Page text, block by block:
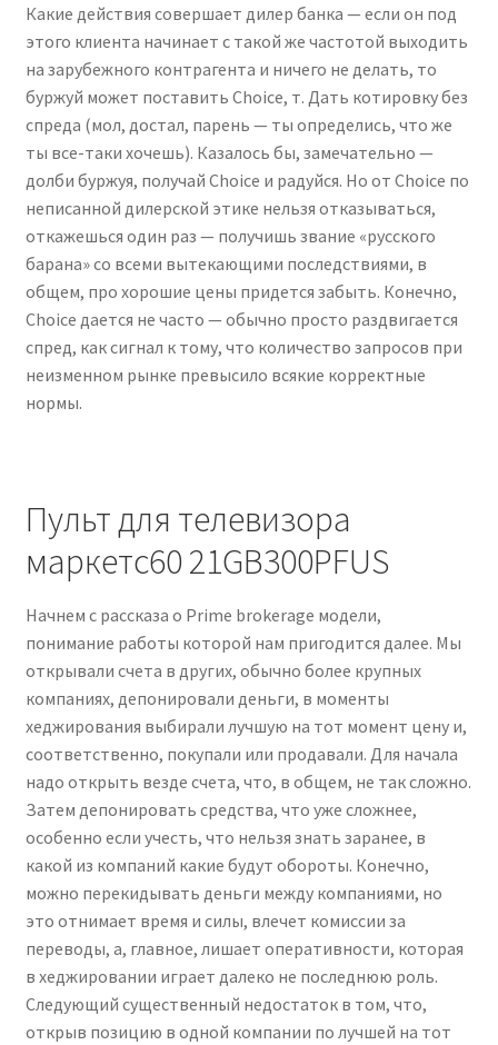
Какие действия совершает дилер банка — если он под
этого клиента начинает с такой же частотой выходить
на зарубежного контрагента и ничего не делать, то
буржуй может поставить Choice, т. Дать котировку без
спреда (мол, достал, парень — ты определись, что же
ты все-таки хочешь). Казалось бы, замечательно —
долби буржуя, получай Choice и радуйся. Но от Choice по
неписанной дилерской этике нельзя отказываться,
откажешься один раз — получишь звание «русского
барана» со всеми вытекающими последствиями, в
общем, про хорошие цены придется забыть. Конечно,
Choice дается не часто — обычно просто раздвигается
спред, как сигнал к тому, что количество запросов при
неизменном рынке превысило всякие корректные
нормы.
Пульт для телевизора
маркетс60 21GB300PFUS
Начнем с рассказа о Prime brokerage модели,
понимание работы которой нам пригодится далее. Мы
открывали счета в других, обычно более крупных
компаниях, депонировали деньги, в моменты
хеджирования выбирали лучшую на тот момент цену и,
соответственно, покупали или продавали. Для начала
надо открыть везде счета, что, в общем, не так сложно.
Затем депонировать средства, что уже сложнее,
особенно если учесть, что нельзя знать заранее, в
какой из компаний какие будут обороты. Конечно,
можно перекидывать деньги между компаниями, но
это отнимает время и силы, влечет комиссии за
переводы, а, главное, лишает оперативности, которая
в хеджировании играет далеко не последнюю роль.
Следующий существенный недостаток в том, что,
открыв позицию в одной компании по лучшей на тот